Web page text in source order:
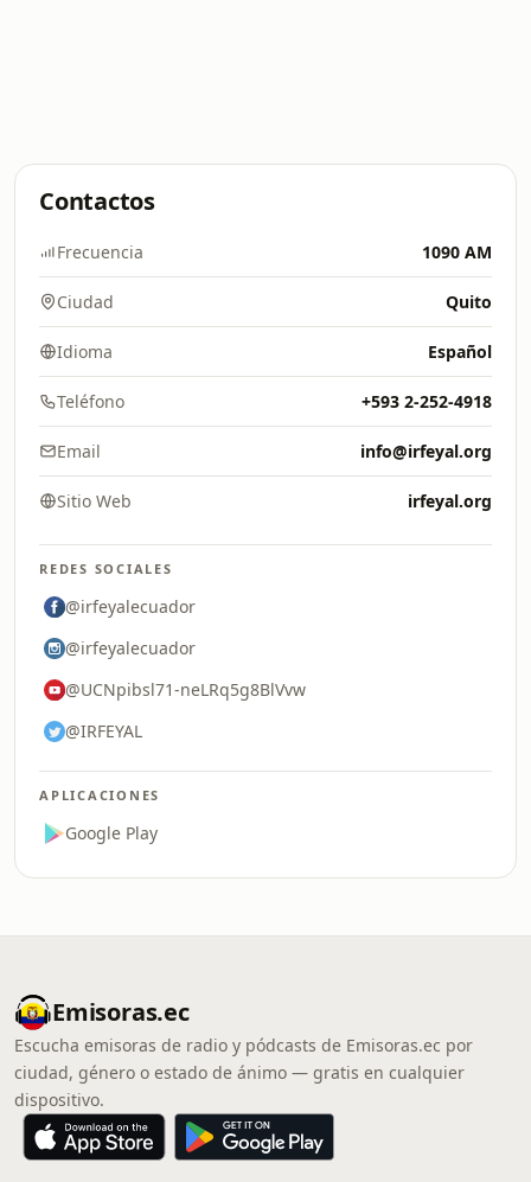
Contactos
Frecuencia 1090 AM
Ciudad Quito
Idioma Español
Teléfono +593 2-252-4918
Email info@irfeyal.org
Sitio Web irfeyal.org
REDES SOCIALES
@irfeyalecuador
@irfeyalecuador
@UCNpibsl71-neLRq5g8BlVvw
@IRFEYAL
APLICACIONES
Google Play
Emisoras.ec
Escucha emisoras de radio y pódcasts de Emisoras.ec por
ciudad, género o estado de ánimo — gratis en cualquier
dispositivo.